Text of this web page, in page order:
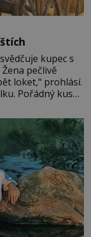
kupec s
pečlivě
loket,“ prohlásí.
Pořádný kus
švadlena
podívejte.“